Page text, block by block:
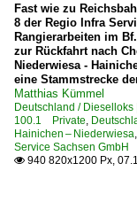
Fast wie zu
8 der Regio Infra
Rangierarbeiten im
zur Rückfahrt nach
Niederwiesa -
eine Stammstrecke
Matthias Kümmel
Deutschland /
100.1 Private,
Hainichen – Niederwiesa,
Service Sachsen GmbH
 940 820x1200 Px,